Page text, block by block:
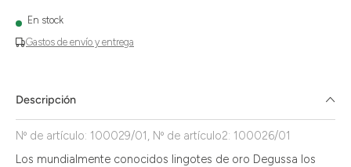
Gastos de envío y entrega
En stock
Descripción
Nº de artículo: 100029/01, Nº de artículo2: 100026/01
Los mundialmente conocidos lingotes de oro Degussa los